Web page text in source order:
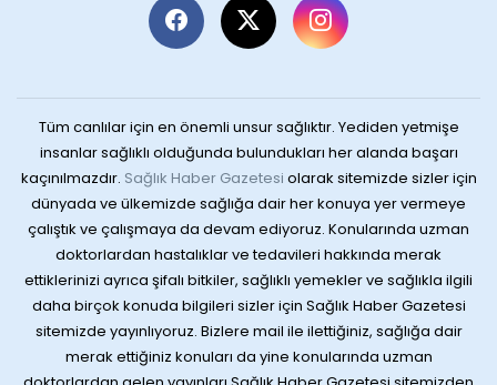
Tüm canlılar için en önemli unsur sağlıktır. Yediden yetmişe
insanlar sağlıklı olduğunda bulundukları her alanda başarı
kaçınılmazdır. Sağlık Haber Gazetesi olarak sitemizde sizler için
dünyada ve ülkemizde sağlığa dair her konuya yer vermeye
çalıştık ve çalışmaya da devam ediyoruz. Konularında uzman
doktorlardan hastalıklar ve tedavileri hakkında merak
ettiklerinizi ayrıca şifalı bitkiler, sağlıklı yemekler ve sağlıkla ilgili
daha birçok konuda bilgileri sizler için Sağlık Haber Gazetesi
sitemizde yayınlıyoruz. Bizlere mail ile ilettiğiniz, sağlığa dair
merak ettiğiniz konuları da yine konularında uzman